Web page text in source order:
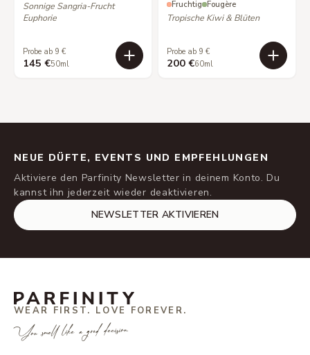
Sonnige Sangria-Frucht
Euphorie
Probe ab 9 €
145 €50ml
Fruchtig Fougère
Tropische Kiwi & Blüten
Probe ab 9 €
200 €60ml
NEUE DÜFTE, EVENTS UND EMPFEHLUNGEN
Aktiviere den Parfinity Newsletter in deinem Konto. Du
kannst ihn jederzeit wieder deaktivieren.
NEWSLETTER AKTIVIEREN
WEAR FIRST. LOVE FOREVER.
You smell like a good decision.